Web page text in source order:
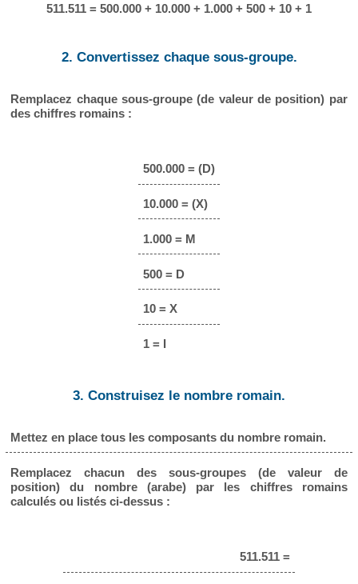
511.511 = 500.000 + 10.000 + 1.000 + 500 + 10 + 1
2. Convertissez chaque sous-groupe.
Remplacez chaque sous-groupe (de valeur de position) par
des chiffres romains :
500.000 = (D)
10.000 = (X)
1.000 = M
500 = D
10 = X
1 = I
3. Construisez le nombre romain.
Mettez en place tous les composants du nombre romain.
Remplacez chacun des sous-groupes (de valeur de
position) du nombre (arabe) par les chiffres romains
calculés ou listés ci-dessus :
511.511 =